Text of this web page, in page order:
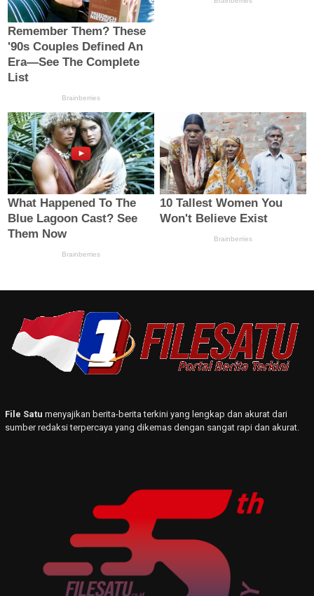
File Satu menyajikan berita-berita terkini yang lengkap dan akurat dari
sumber redaksi terpercaya yang dikemas dengan sangat rapi dan akurat.